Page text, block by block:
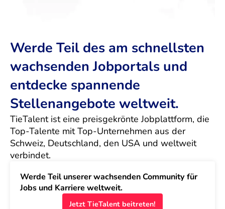
Werde Teil des am schnellsten
wachsenden Jobportals und
entdecke spannende
Stellenangebote weltweit.
TieTalent ist eine preisgekrönte Jobplattform, die
Top-Talente mit Top-Unternehmen aus der
Schweiz, Deutschland, den USA und weltweit
verbindet.
Werde Teil unserer wachsenden Community für
Jobs und Karriere weltweit.
Jetzt TieTalent beitreten!